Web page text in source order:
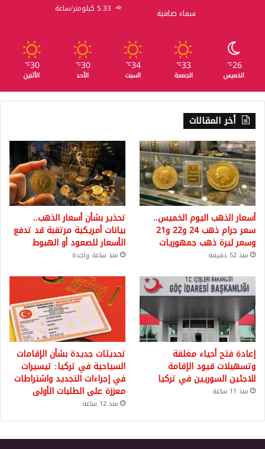
سماء صافية
5.33 كيلومتر/ساعة
26
℃
الخميس
33
℃
الجمعة
34
℃
السبت
30
℃
الأحد
30
℃
الأثنين
أخر المقالات
أسعار الذهب اليوم الخميس..
سعر جرام ذهب 24 و22 و21
وسعر ليرة ذهب جمهوريات
منذ 52 دقيقة
تحذير بشأن أسعار الذهب..
بيانات أمريكية مرتقبة قد تدفع
الأسعار للصعود أو الهبوط
منذ ساعة واحدة
إعادة فتح أحياء مغلقة
وتسهيلات قيود الإقامة
للاجئين السوريين في تركيا
منذ 11 ساعة
تحديثات جديدة بشأن الإقامات
السياحية في تركيا: تيسيرات
في إجراءات التجديد واشتراطات
معززة على الطلبات الأولى
منذ 12 ساعة